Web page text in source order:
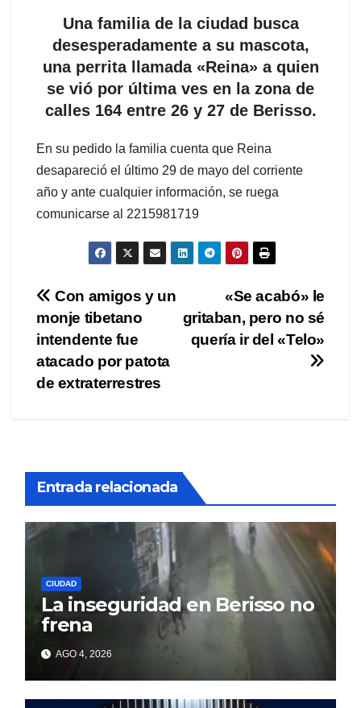
Una familia de la ciudad busca
desesperadamente a su mascota,
una perrita llamada «Reina» a quien
se vió por última ves en la zona de
calles 164 entre 26 y 27 de Berisso.
En su pedido la familia cuenta que Reina
desapareció el último 29 de mayo del corriente
año y ante cualquier información, se ruega
comunicarse al 2215981719
Navegación
de
entradas
«Se acabó» le
gritaban, pero no sé
quería ir del «Telo»
Con amigos y un
monje tibetano
intendente fue
atacado por patota
de extraterrestres
Entrada relacionada
CIUDAD
La inseguridad en Berisso no
frena
AGO 4, 2026